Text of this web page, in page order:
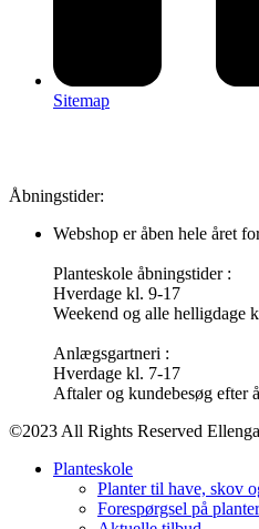
Sitemap
Åbningstider:
Webshop er åben hele året
Planteskole åbningstider :
Hverdage kl. 9-17
Weekend og alle helligdage
Anlægsgartneri :
Hverdage kl. 7-17
Aftaler og kundebesøg efter
©2023 All Rights Reserved
Planteskole
Planter til have, skov
Forespørgsel på planter